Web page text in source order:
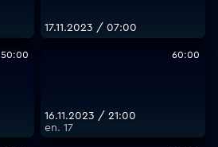
17.11.2023 / 07:00
50:00 60:00
16.11.2023 / 21:00
еп. 17